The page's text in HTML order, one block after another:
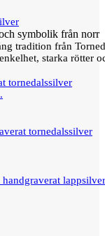
symbolik från norr
tradition från
starka rötter